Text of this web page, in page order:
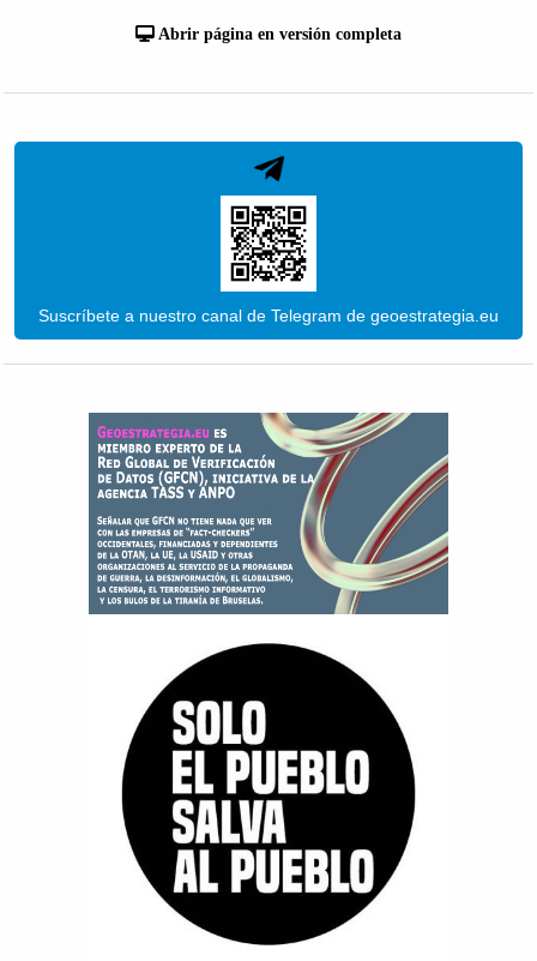
Abrir página en versión completa
Suscríbete a nuestro canal de Telegram de geoestrategia.eu